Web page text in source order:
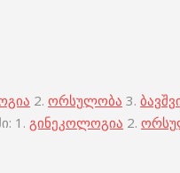
2. ორსულობა 3.
1. გინეკოლოგია 2.